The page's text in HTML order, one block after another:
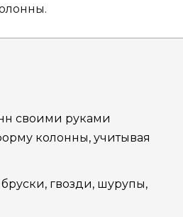
своими руками
колонны, учитывая
гвозди, шурупы,